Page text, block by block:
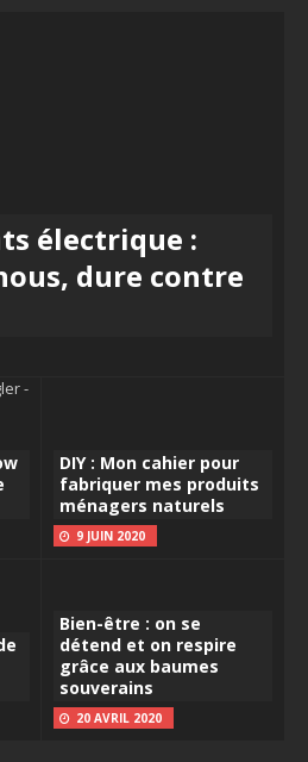
électrique :
dure contre
DIY : Mon cahier pour
fabriquer mes produits
ménagers naturels
9 JUIN 2020
Bien-être : on se
détend et on respire
grâce aux baumes
souverains
20 AVRIL 2020